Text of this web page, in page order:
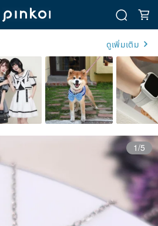
ดูเพิ่มเติม
1/5